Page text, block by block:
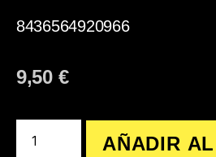
8436564920966
9,50 €
AÑADIR